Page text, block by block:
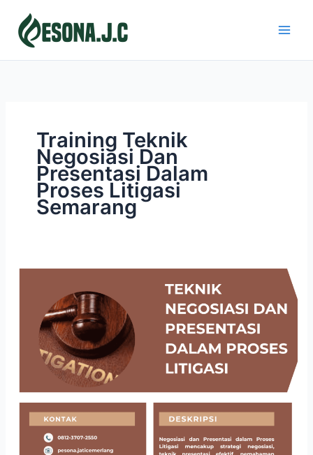
content
Training Teknik
Negosiasi Dan
Presentasi Dalam
Proses Litigasi
Semarang
TEKNIK
PRESENTASI
DALAM
PROSES
LITIGASI